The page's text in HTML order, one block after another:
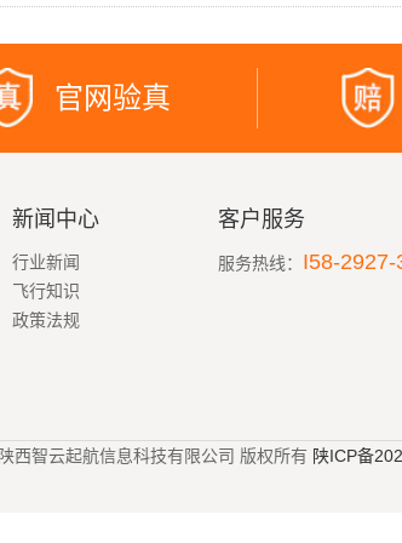
官网验真
新闻中心
行业新闻
飞行知识
政策法规
客户服务
服务热线： I58-2927-
西智云起航信息科技有限公司 版权所有 陕ICP备